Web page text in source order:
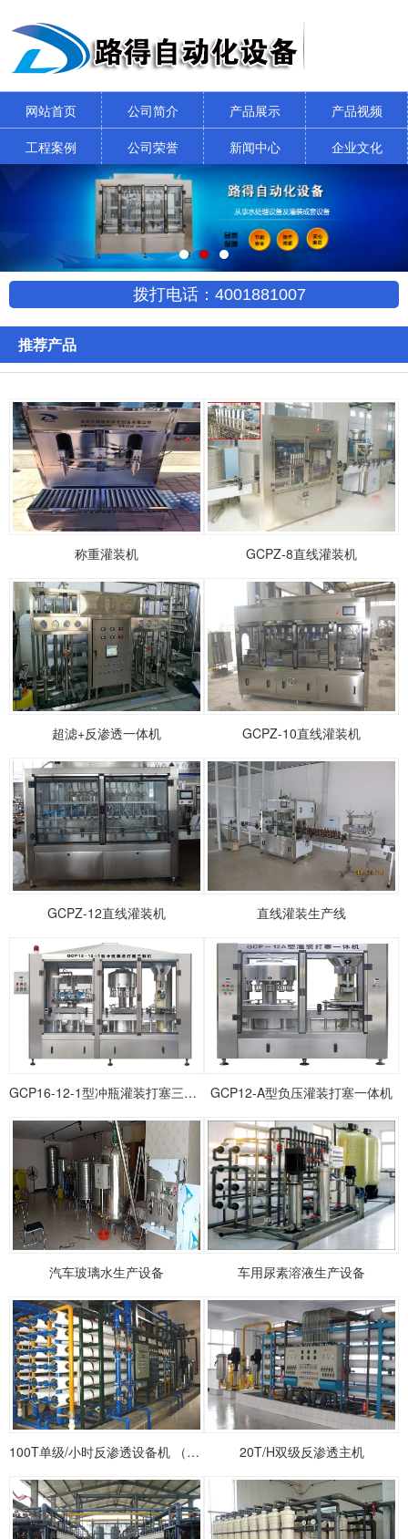
网站首页 公司简介 产品展示
产品视频
工程案例
公司荣誉 新闻中心 企业文化
1
拨打电话：4001881007
推荐产品
称重灌装机 GCPZ-8直线灌装机
超滤+反渗透一体机 GCPZ-10直线灌装机
GCPZ-12直线灌装机 直线灌装生产线
GCP16-12-1型冲瓶灌装打塞三联机 GCP12-A型负压灌装打塞一体机
汽车玻璃水生产设备 车用尿素溶液生产设备
100T单级/小时反渗透设备机 （标配） 20T/H双级反渗透主机